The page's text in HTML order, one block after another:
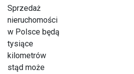
Sprzedaż
nieruchomości
w Polsce będą
tysiące
kilometrów
stąd może